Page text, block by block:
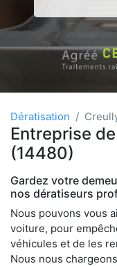
Dératisation
Entreprise
(14480)
Gardez votre
nos dératiseurs
Nous pouvons vous
voiture, pour
véhicules et de les
Nous nous